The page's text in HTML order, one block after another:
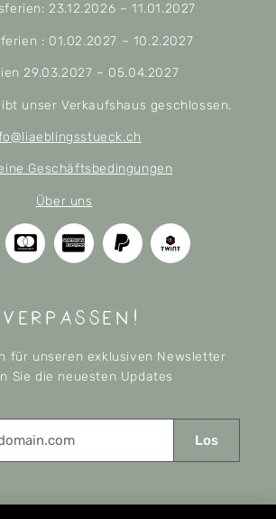
23.12.2026 – 11.01.2027
: 01.02.2027 – 10.2.2027
29.03.2027 – 05.04.2027
unser Verkaufshaus geschlossen.
Geschäftsbedingungen
Über uns
für unseren exklusiven Newsletter
Sie die neuesten Updates
Los